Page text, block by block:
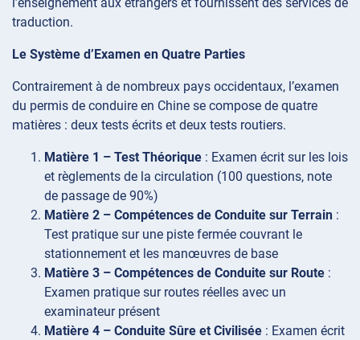
l’enseignement aux étrangers et fournissent des services de
traduction.
Le Système d’Examen en Quatre Parties
Contrairement à de nombreux pays occidentaux, l’examen
du permis de conduire en Chine se compose de quatre
matières : deux tests écrits et deux tests routiers.
Matière 1 – Test Théorique : Examen écrit sur les lois
et règlements de la circulation (100 questions, note
de passage de 90%)
Matière 2 – Compétences de Conduite sur Terrain :
Test pratique sur une piste fermée couvrant le
stationnement et les manœuvres de base
Matière 3 – Compétences de Conduite sur Route :
Examen pratique sur routes réelles avec un
examinateur présent
Matière 4 – Conduite Sûre et Civilisée : Examen écrit